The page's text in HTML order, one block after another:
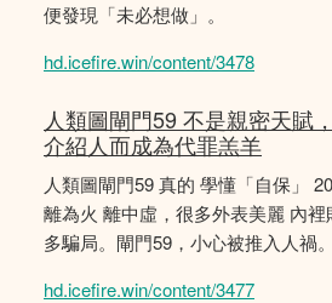
便發現「未必想做」。
hd.icefire.win/content/3478
人類圖閘門59 不是親密天賦
介紹人而成為代罪羔羊
人類圖閘門59 真的 學懂「自保」
離為火 離中虛，很多外表美麗 內
多騙局。閘門59，小心被推入人禍。
hd.icefire.win/content/3477